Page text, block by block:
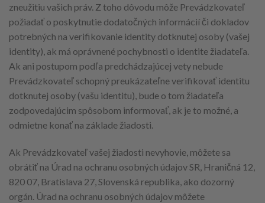
zneužitiu vašich práv. Z toho dôvodu môže Prevádzkovateľ
požiadať o poskytnutie dodatočných informácií či dokladov
potrebných na verifikovanie identity dotknutej osoby (vašej
identity), ak má oprávnené pochybnosti o identite žiadateľa.
Ak ani postupom podľa predchádzajúcej vety nebude
Prevádzkovateľ schopný preukázateľne verifikovať identitu
dotknutej osoby (vašu identitu), bude o tom žiadateľa
zodpovedajúcim spôsobom informovať, ak je to možné, a
odmietne konať na základe žiadosti.
Ak Prevádzkovateľ vašej žiadosti nevyhovie, môžete sa
obrátiť na Úrad na ochranu osobných údajov SR, Hraničná 12,
820 07, Bratislava 27, Slovenská republika, ako dozorný
orgán. Úrad na ochranu osobných údajov môžete